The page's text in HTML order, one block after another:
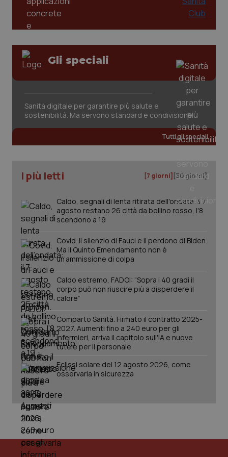
Gli speciali
Sanità digitale per garantire più salute e
sostenibilità. Ma servono standard e condivisione
Tutti gli speciali
I più letti [7 giorni] [30 giorni]
Caldo, segnali di lenta ritirata dell'ondata: il 7
agosto restano 26 città da bollino rosso, l'8
scendono a 19
Covid. Il silenzio di Fauci e il perdono di Biden.
Ma il Quinto Emendamento non è
un’ammissione di colpa
Caldo estremo, FADOI: “Sopra i 40 gradi il
corpo può non riuscire più a disperdere il
calore”
Comparto Sanità. Firmato il contratto 2025-
2027. Aumenti fino a 240 euro per gli
infermieri, arriva il capitolo sull'IA e nuove
tutele per il personale
Eclissi solare del 12 agosto 2026, come
osservarla in sicurezza
CookieScriptConsent
www.quotidianosanita.it
5
tracking-sites-ironfish-
tracking-enable
www.quotidianosanita.it
tracking-sites-ironfish-
session-id
_ga
Google LLC
.quotidianosanita.it